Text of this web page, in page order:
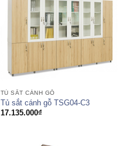
TỦ SẮT CÁNH GỖ
Tủ sắt cánh gỗ TSG04-C3
17.135.000₫